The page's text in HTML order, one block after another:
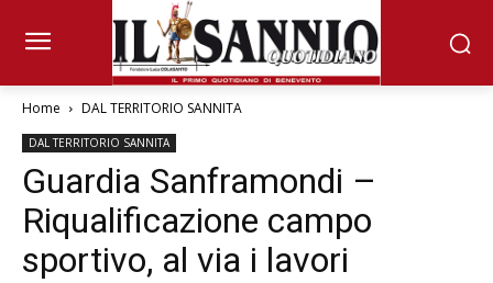
Home DAL TERRITORIO SANNITA
DAL TERRITORIO SANNITA
Guardia Sanframondi –
Riqualificazione campo
sportivo, al via i lavori